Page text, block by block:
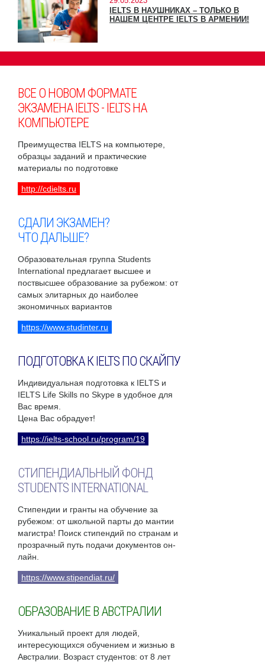
IELTS В НАУШНИКАХ – ТОЛЬКО В
НАШЕМ ЦЕНТРЕ IELTS В АРМЕНИИ!
ВСЕ О НОВОМ ФОРМАТЕ
ЭКЗАМЕНА IELTS - IELTS НА
КОМПЬЮТЕРЕ
Преимущества IELTS на компьютере,
образцы заданий и практические
материалы по подготовке
http://cdielts.ru
СДАЛИ ЭКЗАМЕН?
ЧТО ДАЛЬШЕ?
Образовательная группа Students
International предлагает высшее и
поствысшее образование за рубежом: от
самых элитарных до наиболее
экономичных вариантов
https://www.studinter.ru
ПОДГОТОВКА К IELTS ПО СКАЙПУ
Индивидуальная подготовка к IELTS и
IELTS Life Skills по Skype в удобное для
Вас время.
Цена Вас обрадует!
https://ielts-school.ru/program/19
СТИПЕНДИАЛЬНЫЙ ФОНД
STUDENTS INTERNATIONAL
Стипендии и гранты на обучение за
рубежом: от школьной парты до мантии
магистра! Поиск стипендий по странам и
прозрачный путь подачи документов он-
лайн.
https://www.stipendiat.ru/
ОБРАЗОВАНИЕ В АВСТРАЛИИ
Уникальный проект для людей,
интересующихся обучением и жизнью в
Австралии. Возраст студентов: от 8 лет